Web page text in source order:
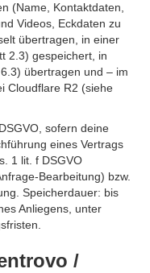
(Name, Kontaktdaten,
Videos, Eckdaten zu
übertragen, in einer
2.3) gespeichert, in
übertragen und – im
Cloudflare R2 (siehe
sofern deine
eines Vertrags
1 lit. f DSGVO
Bearbeitung) bzw.
Speicherdauer: bis
Anliegens, unter
/